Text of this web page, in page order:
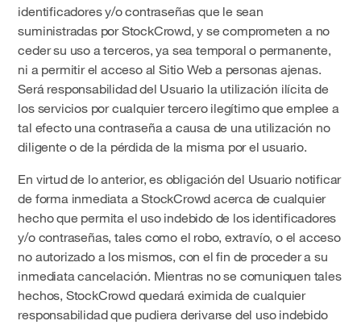
identificadores y/o contraseñas que le sean
suministradas por StockCrowd, y se comprometen a no
ceder su uso a terceros, ya sea temporal o permanente,
ni a permitir el acceso al Sitio Web a personas ajenas.
Será responsabilidad del Usuario la utilización ilícita de
los servicios por cualquier tercero ilegítimo que emplee a
tal efecto una contraseña a causa de una utilización no
diligente o de la pérdida de la misma por el usuario.
En virtud de lo anterior, es obligación del Usuario notificar
de forma inmediata a StockCrowd acerca de cualquier
hecho que permita el uso indebido de los identificadores
y/o contraseñas, tales como el robo, extravío, o el acceso
no autorizado a los mismos, con el fin de proceder a su
inmediata cancelación. Mientras no se comuniquen tales
hechos, StockCrowd quedará eximida de cualquier
responsabilidad que pudiera derivarse del uso indebido